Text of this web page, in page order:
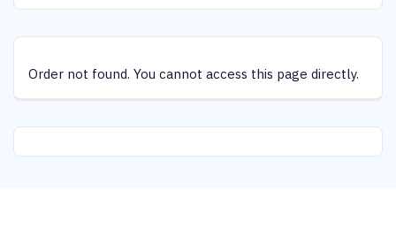
Order not found. You cannot access this page directly.